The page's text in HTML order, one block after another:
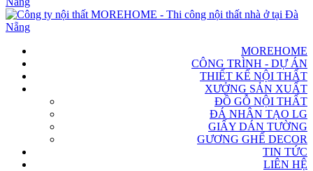
MOREHOME
CÔNG TRÌNH - DỰ ÁN
THIẾT KẾ NỘI THẤT
XƯỞNG SẢN XUẤT
ĐỒ GỖ NỘI THẤT
ĐÁ NHÂN TẠO LG
GIẤY DÁN TƯỜNG
GƯƠNG GHẾ DECOR
TIN TỨC
LIÊN HỆ